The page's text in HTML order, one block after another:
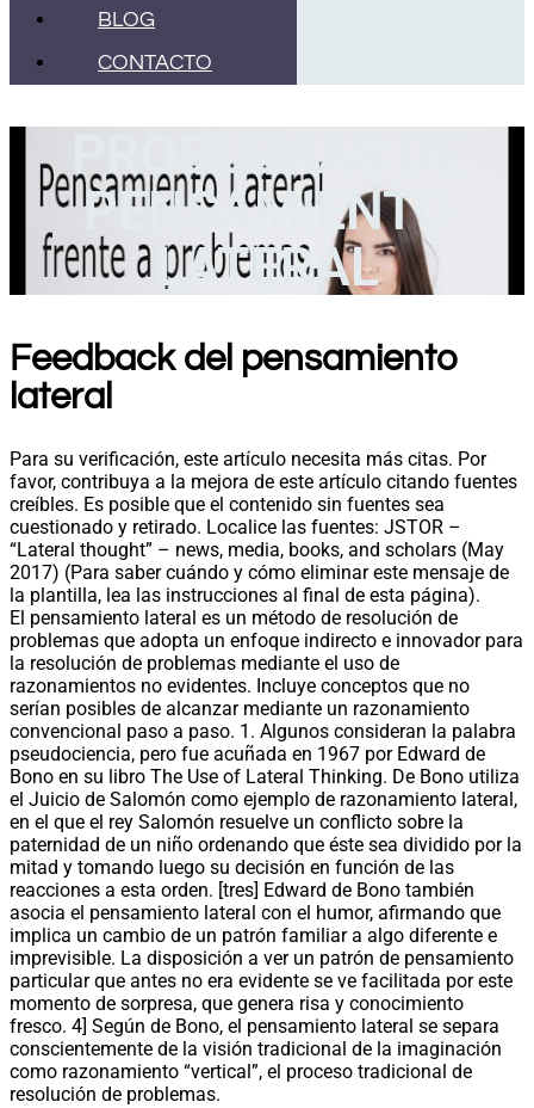
BLOG
CONTACTO
PROBLEMAS DE
PENSAMIENTO
LATERAL
Feedback del pensamiento
lateral
Para su verificación, este artículo necesita más citas. Por
favor, contribuya a la mejora de este artículo citando fuentes
creíbles. Es posible que el contenido sin fuentes sea
cuestionado y retirado. Localice las fuentes: JSTOR –
“Lateral thought” – news, media, books, and scholars (May
2017) (Para saber cuándo y cómo eliminar este mensaje de
la plantilla, lea las instrucciones al final de esta página).
El pensamiento lateral es un método de resolución de
problemas que adopta un enfoque indirecto e innovador para
la resolución de problemas mediante el uso de
razonamientos no evidentes. Incluye conceptos que no
serían posibles de alcanzar mediante un razonamiento
convencional paso a paso. 1. Algunos consideran la palabra
pseudociencia, pero fue acuñada en 1967 por Edward de
Bono en su libro The Use of Lateral Thinking. De Bono utiliza
el Juicio de Salomón como ejemplo de razonamiento lateral,
en el que el rey Salomón resuelve un conflicto sobre la
paternidad de un niño ordenando que éste sea dividido por la
mitad y tomando luego su decisión en función de las
reacciones a esta orden. [tres] Edward de Bono también
asocia el pensamiento lateral con el humor, afirmando que
implica un cambio de un patrón familiar a algo diferente e
imprevisible. La disposición a ver un patrón de pensamiento
particular que antes no era evidente se ve facilitada por este
momento de sorpresa, que genera risa y conocimiento
fresco. 4] Según de Bono, el pensamiento lateral se separa
conscientemente de la visión tradicional de la imaginación
como razonamiento “vertical”, el proceso tradicional de
resolución de problemas.